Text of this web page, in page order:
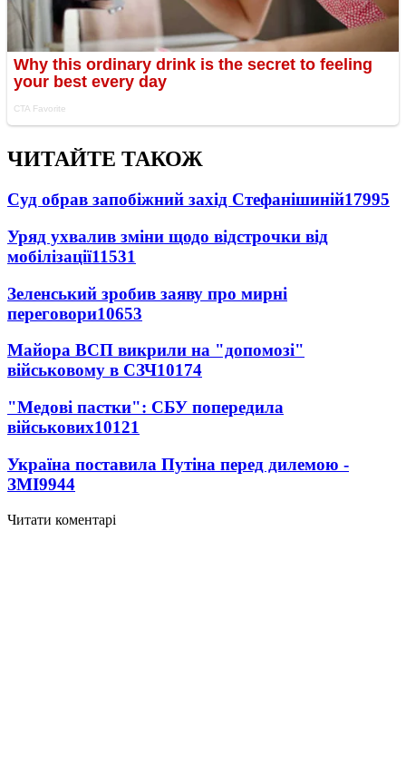
ЧИТАЙТЕ ТАКОЖ
Суд обрав запобіжний захід Стефанішиній17995
Уряд ухвалив зміни щодо відстрочки від
мобілізації11531
Зеленський зробив заяву про мирні
переговори10653
Майора ВСП викрили на "допомозі"
військовому в СЗЧ10174
"Медові пастки": СБУ попередила
військових10121
Україна поставила Путіна перед дилемою -
ЗМІ9944
Читати коментарі